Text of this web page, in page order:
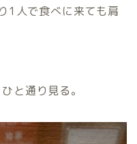
1人で食べに来ても肩
と通り見る。